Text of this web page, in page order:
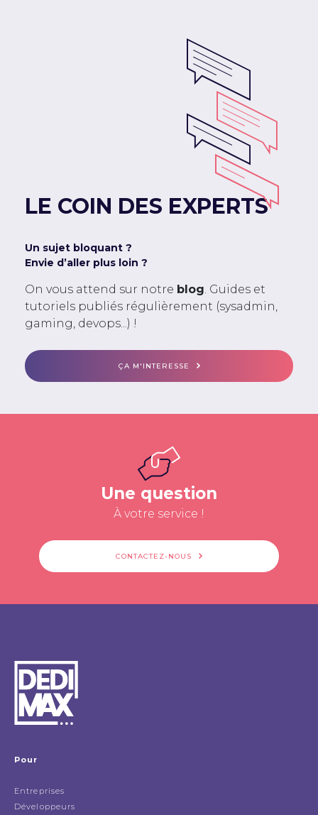
LE COIN DES EXPERTS
Un sujet bloquant ?
Envie d’aller plus loin ?
On vous attend sur notre blog . Guides et
tutoriels publiés régulièrement (sysadmin,
gaming, devops...) !
ÇA M'INTERESSE
Une question
À votre service !
CONTACTEZ-NOUS
Pour
Entreprises
Développeurs